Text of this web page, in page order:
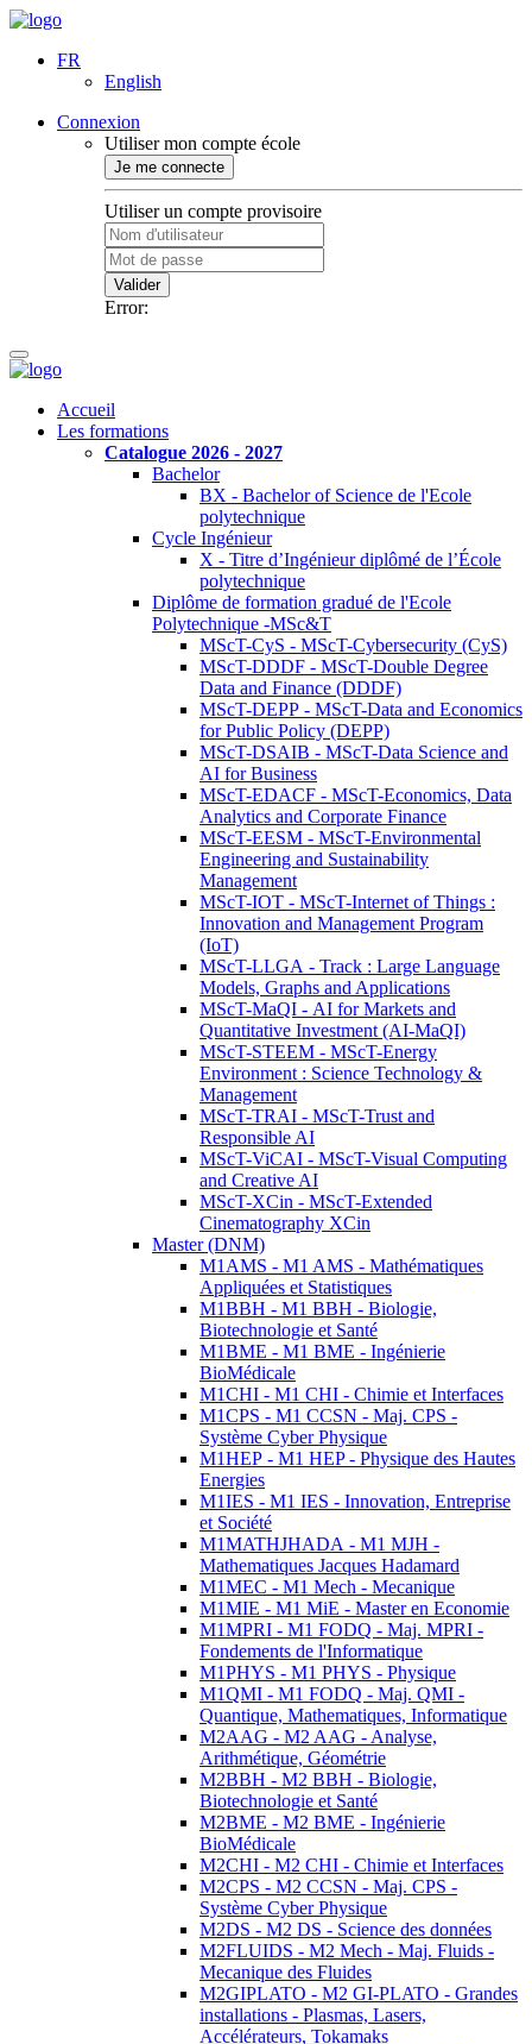
FR
English
Connexion
Utiliser mon compte école
Je me connecte
Utiliser un compte provisoire
Valider
Error:
Accueil
Les formations
Catalogue 2026 - 2027
Bachelor
BX - Bachelor of Science de l'Ecole
polytechnique
Cycle Ingénieur
X - Titre d’Ingénieur diplômé de l’École
polytechnique
Diplôme de formation gradué de l'Ecole
Polytechnique -MSc&T
MScT-CyS - MScT-Cybersecurity (CyS)
MScT-DDDF - MScT-Double Degree
Data and Finance (DDDF)
MScT-DEPP - MScT-Data and Economics
for Public Policy (DEPP)
MScT-DSAIB - MScT-Data Science and
AI for Business
MScT-EDACF - MScT-Economics, Data
Analytics and Corporate Finance
MScT-EESM - MScT-Environmental
Engineering and Sustainability
Management
MScT-IOT - MScT-Internet of Things :
Innovation and Management Program
(IoT)
MScT-LLGA - Track : Large Language
Models, Graphs and Applications
MScT-MaQI - AI for Markets and
Quantitative Investment (AI-MaQI)
MScT-STEEM - MScT-Energy
Environment : Science Technology &
Management
MScT-TRAI - MScT-Trust and
Responsible AI
MScT-ViCAI - MScT-Visual Computing
and Creative AI
MScT-XCin - MScT-Extended
Cinematography XCin
Master (DNM)
M1AMS - M1 AMS - Mathématiques
Appliquées et Statistiques
M1BBH - M1 BBH - Biologie,
Biotechnologie et Santé
M1BME - M1 BME - Ingénierie
BioMédicale
M1CHI - M1 CHI - Chimie et Interfaces
M1CPS - M1 CCSN - Maj. CPS -
Système Cyber Physique
M1HEP - M1 HEP - Physique des Hautes
Energies
M1IES - M1 IES - Innovation, Entreprise
et Société
M1MATHJHADA - M1 MJH -
Mathematiques Jacques Hadamard
M1MEC - M1 Mech - Mecanique
M1MIE - M1 MiE - Master en Economie
M1MPRI - M1 FODQ - Maj. MPRI -
Fondements de l'Informatique
M1PHYS - M1 PHYS - Physique
M1QMI - M1 FODQ - Maj. QMI -
Quantique, Mathematiques, Informatique
M2AAG - M2 AAG - Analyse,
Arithmétique, Géométrie
M2BBH - M2 BBH - Biologie,
Biotechnologie et Santé
M2BME - M2 BME - Ingénierie
BioMédicale
M2CHI - M2 CHI - Chimie et Interfaces
M2CPS - M2 CCSN - Maj. CPS -
Système Cyber Physique
M2DS - M2 DS - Science des données
M2FLUIDS - M2 Mech - Maj. Fluids -
Mecanique des Fluides
M2GIPLATO - M2 GI-PLATO - Grandes
installations - Plasmas, Lasers,
Accélérateurs, Tokamaks